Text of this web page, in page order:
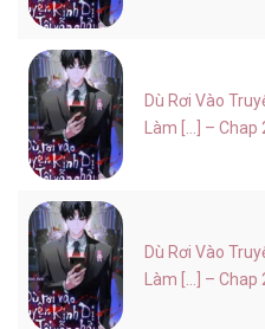
Dù Rơi Vào
Làm [...] – Chap
Dù Rơi Vào
Làm [...] – Chap